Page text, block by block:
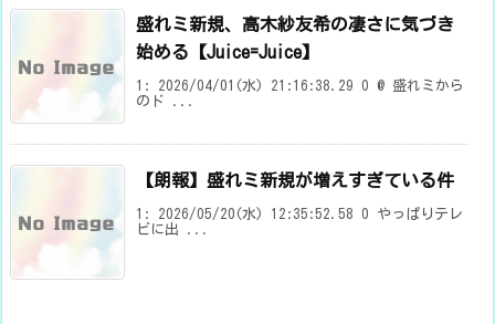
盛れミ新規、高木紗友希の凄さに気づき
始める【Juice=Juice】
1: 2026/04/01(水) 21:16:38.29 0 @ 盛れミから
のド ...
【朗報】盛れミ新規が増えすぎている件
1: 2026/05/20(水) 12:35:52.58 0 やっぱりテレ
ビに出 ...